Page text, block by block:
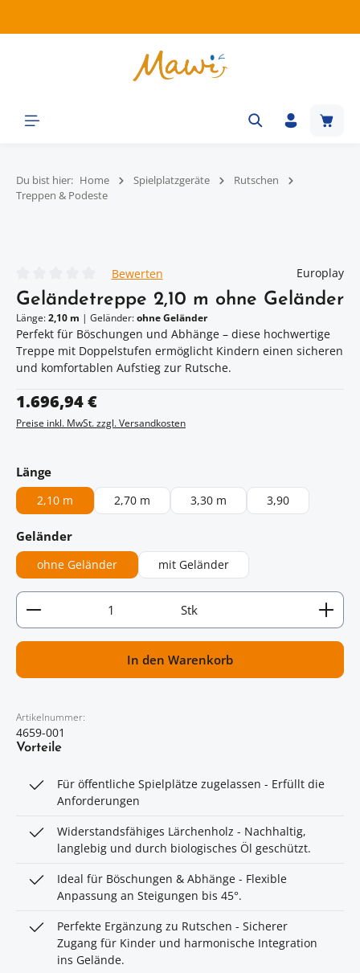
Du bist hier: Home Spielplatzgeräte
Rutschen
Treppen & Podeste
Durchschnittliche Bewertung von 0 von 5 Sternen
Bewerten Europlay
Geländetreppe 2,10 m ohne Geländer
Länge:2,10 m | Geländer:ohne Geländer
Perfekt für Böschungen und Abhänge – diese hochwertige
Treppe mit Doppelstufen ermöglicht Kindern einen sicheren
und komfortablen Aufstieg zur Rutsche.
Regulärer Preis:
1.696,94 €
Preise inkl. MwSt. zzgl. Versandkosten
Längeauswählen
2,10 m 2,70 m 3,30 m 3,90
Geländerauswählen
ohne Geländer mit Geländer
Artikel Anzahl: Gib den gewünschten Wert ein
Stk
In den Warenkorb
Artikelnummer:
4659-001
Vorteile
Für öffentliche Spielplätze zugelassen - Erfüllt die
Anforderungen
Widerstandsfähiges Lärchenholz - Nachhaltig,
langlebig und durch biologisches Öl geschützt.
Ideal für Böschungen & Abhänge - Flexible
Anpassung an Steigungen bis 45°.
Perfekte Ergänzung zu Rutschen - Sicherer
Zugang für Kinder und harmonische Integration
ins Gelände.